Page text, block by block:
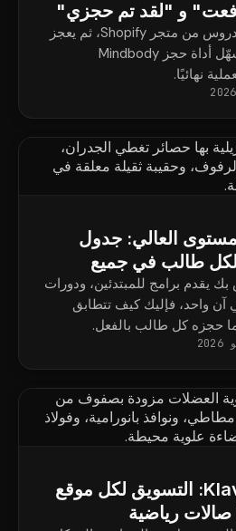
دفعت" و "لقد تم حجزي"
يشتري أحد العملاء باقة دروس من متجر Shopify، ثم يعجز
عن حجزها. إليك كيف تُسهّل أداة حجز Mindbody
العالي: جدول
طالب في جميع
بك يقدم برامج للمبتدئين، ودورات
واحد، فإليك كيف تتطابق
ما حجزه كل طالب بالفعل.
Mindbody وKlaviyo: التسويق لكل موقع